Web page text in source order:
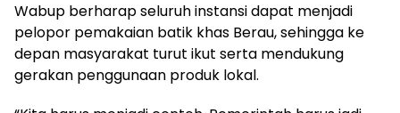
Wabup berharap seluruh instansi dapat menjadi
pelopor pemakaian batik khas Berau, sehingga ke
depan masyarakat turut ikut serta mendukung
gerakan penggunaan produk lokal.